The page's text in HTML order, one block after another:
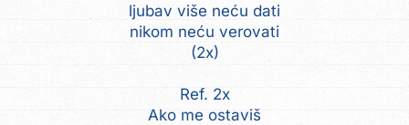
ljubav više neću dati
nikom neću verovati
(2x)
Ref. 2x
Ako me ostaviš